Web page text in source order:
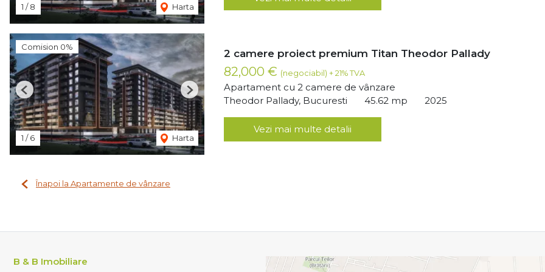
1 /8 Harta
Comision 0%
1 /6 Harta
Previous Next
2 camere proiect premium Titan Theodor Pallady
82,000 € (negociabil) + 21% TVA
Apartament cu 2 camere de vânzare
Theodor Pallady, Bucuresti
45.62 mp 2025
Vezi mai multe detalii
Înapoi la Apartamente de vânzare
B & B Imobiliare